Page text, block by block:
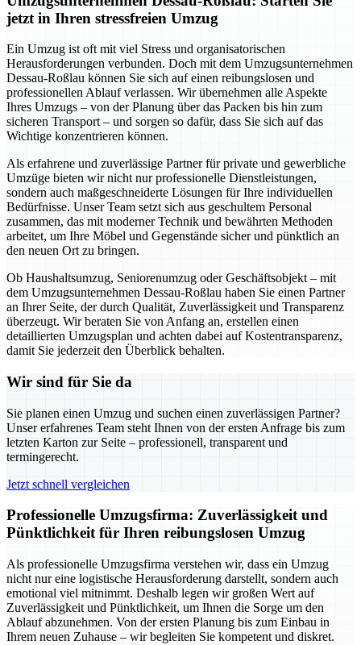
jetzt in Ihren stressfreien Umzug
Ein Umzug ist oft mit viel Stress und organisatorischen
Herausforderungen verbunden. Doch mit dem Umzugsunternehmen
Dessau-Roßlau können Sie sich auf einen reibungslosen und
professionellen Ablauf verlassen. Wir übernehmen alle Aspekte
Ihres Umzugs – von der Planung über das Packen bis hin zum
sicheren Transport – und sorgen so dafür, dass Sie sich auf das
Wichtige konzentrieren können.
Als erfahrene und zuverlässige Partner für private und gewerbliche
Umzüge bieten wir nicht nur professionelle Dienstleistungen,
sondern auch maßgeschneiderte Lösungen für Ihre individuellen
Bedürfnisse. Unser Team setzt sich aus geschultem Personal
zusammen, das mit moderner Technik und bewährten Methoden
arbeitet, um Ihre Möbel und Gegenstände sicher und pünktlich an
den neuen Ort zu bringen.
Ob Haushaltsumzug, Seniorenumzug oder Geschäftsobjekt – mit
dem Umzugsunternehmen Dessau-Roßlau haben Sie einen Partner
an Ihrer Seite, der durch Qualität, Zuverlässigkeit und Transparenz
überzeugt. Wir beraten Sie von Anfang an, erstellen einen
detaillierten Umzugsplan und achten dabei auf Kostentransparenz,
damit Sie jederzeit den Überblick behalten.
Wir sind für Sie da
Sie planen einen Umzug und suchen einen zuverlässigen Partner?
Unser erfahrenes Team steht Ihnen von der ersten Anfrage bis zum
letzten Karton zur Seite – professionell, transparent und
termingerecht.
Jetzt schnell vergleichen
Professionelle Umzugsfirma: Zuverlässigkeit und
Pünktlichkeit für Ihren reibungslosen Umzug
Als professionelle Umzugsfirma verstehen wir, dass ein Umzug
nicht nur eine logistische Herausforderung darstellt, sondern auch
emotional viel mitnimmt. Deshalb legen wir großen Wert auf
Zuverlässigkeit und Pünktlichkeit, um Ihnen die Sorge um den
Ablauf abzunehmen. Von der ersten Planung bis zum Einbau in
Ihrem neuen Zuhause – wir begleiten Sie kompetent und diskret.